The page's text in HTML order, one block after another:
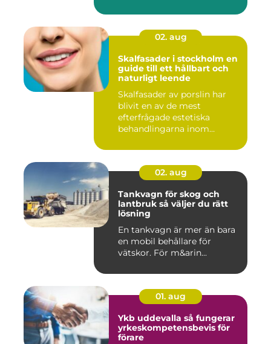
02. aug
Skalfasader i stockholm en
guide till ett hållbart och
naturligt leende
Skalfasader av porslin har
blivit en av de mest
efterfrågade estetiska
behandlingarna inom
02. aug
Tankvagn för skog och
lantbruk så väljer du rätt
lösning
En tankvagn är mer än bara
en mobil behållare för
vätskor. För m&arin...
01. aug
Ykb uddevalla så fungerar
yrkeskompetensbevis för
förare